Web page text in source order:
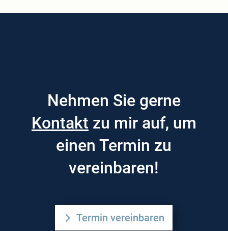
Nehmen Sie gerne
Kontakt zu mir auf, um
einen Termin zu
vereinbaren!
Termin vereinbaren